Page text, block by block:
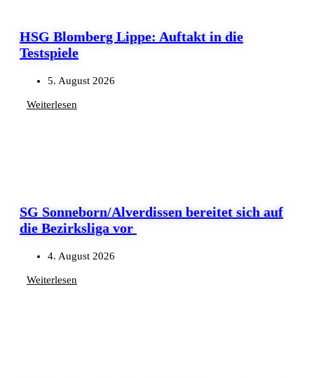
HSG Blomberg Lippe: Auftakt in die
Testspiele
5. August 2026
Weiterlesen
SG Sonneborn/Alverdissen bereitet sich auf
die Bezirksliga vor
4. August 2026
Weiterlesen